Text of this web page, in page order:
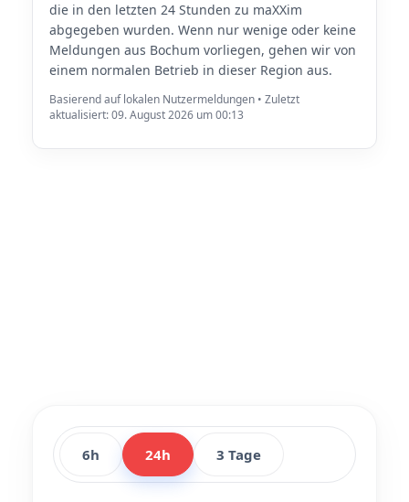
die in den letzten 24 Stunden zu maXXim
abgegeben wurden. Wenn nur wenige oder keine
Meldungen aus Bochum vorliegen, gehen wir von
einem normalen Betrieb in dieser Region aus.
Basierend auf lokalen Nutzermeldungen • Zuletzt
aktualisiert: 09. August 2026 um 00:13
6h 24h 3 Tage